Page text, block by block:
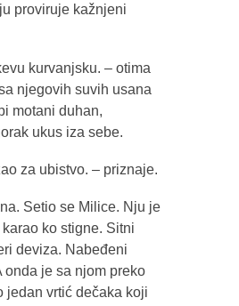
proviruje kažnjeni
kurvanjsku. – otima
njegovih suvih usana
motani duhan,
ukus iza sebe.
za ubistvo. – priznaje.
Setio se Milice. Nju je
ko stigne. Sitni
deviza. Nabeđeni
onda je sa njom preko
jedan vrtić dečaka koji